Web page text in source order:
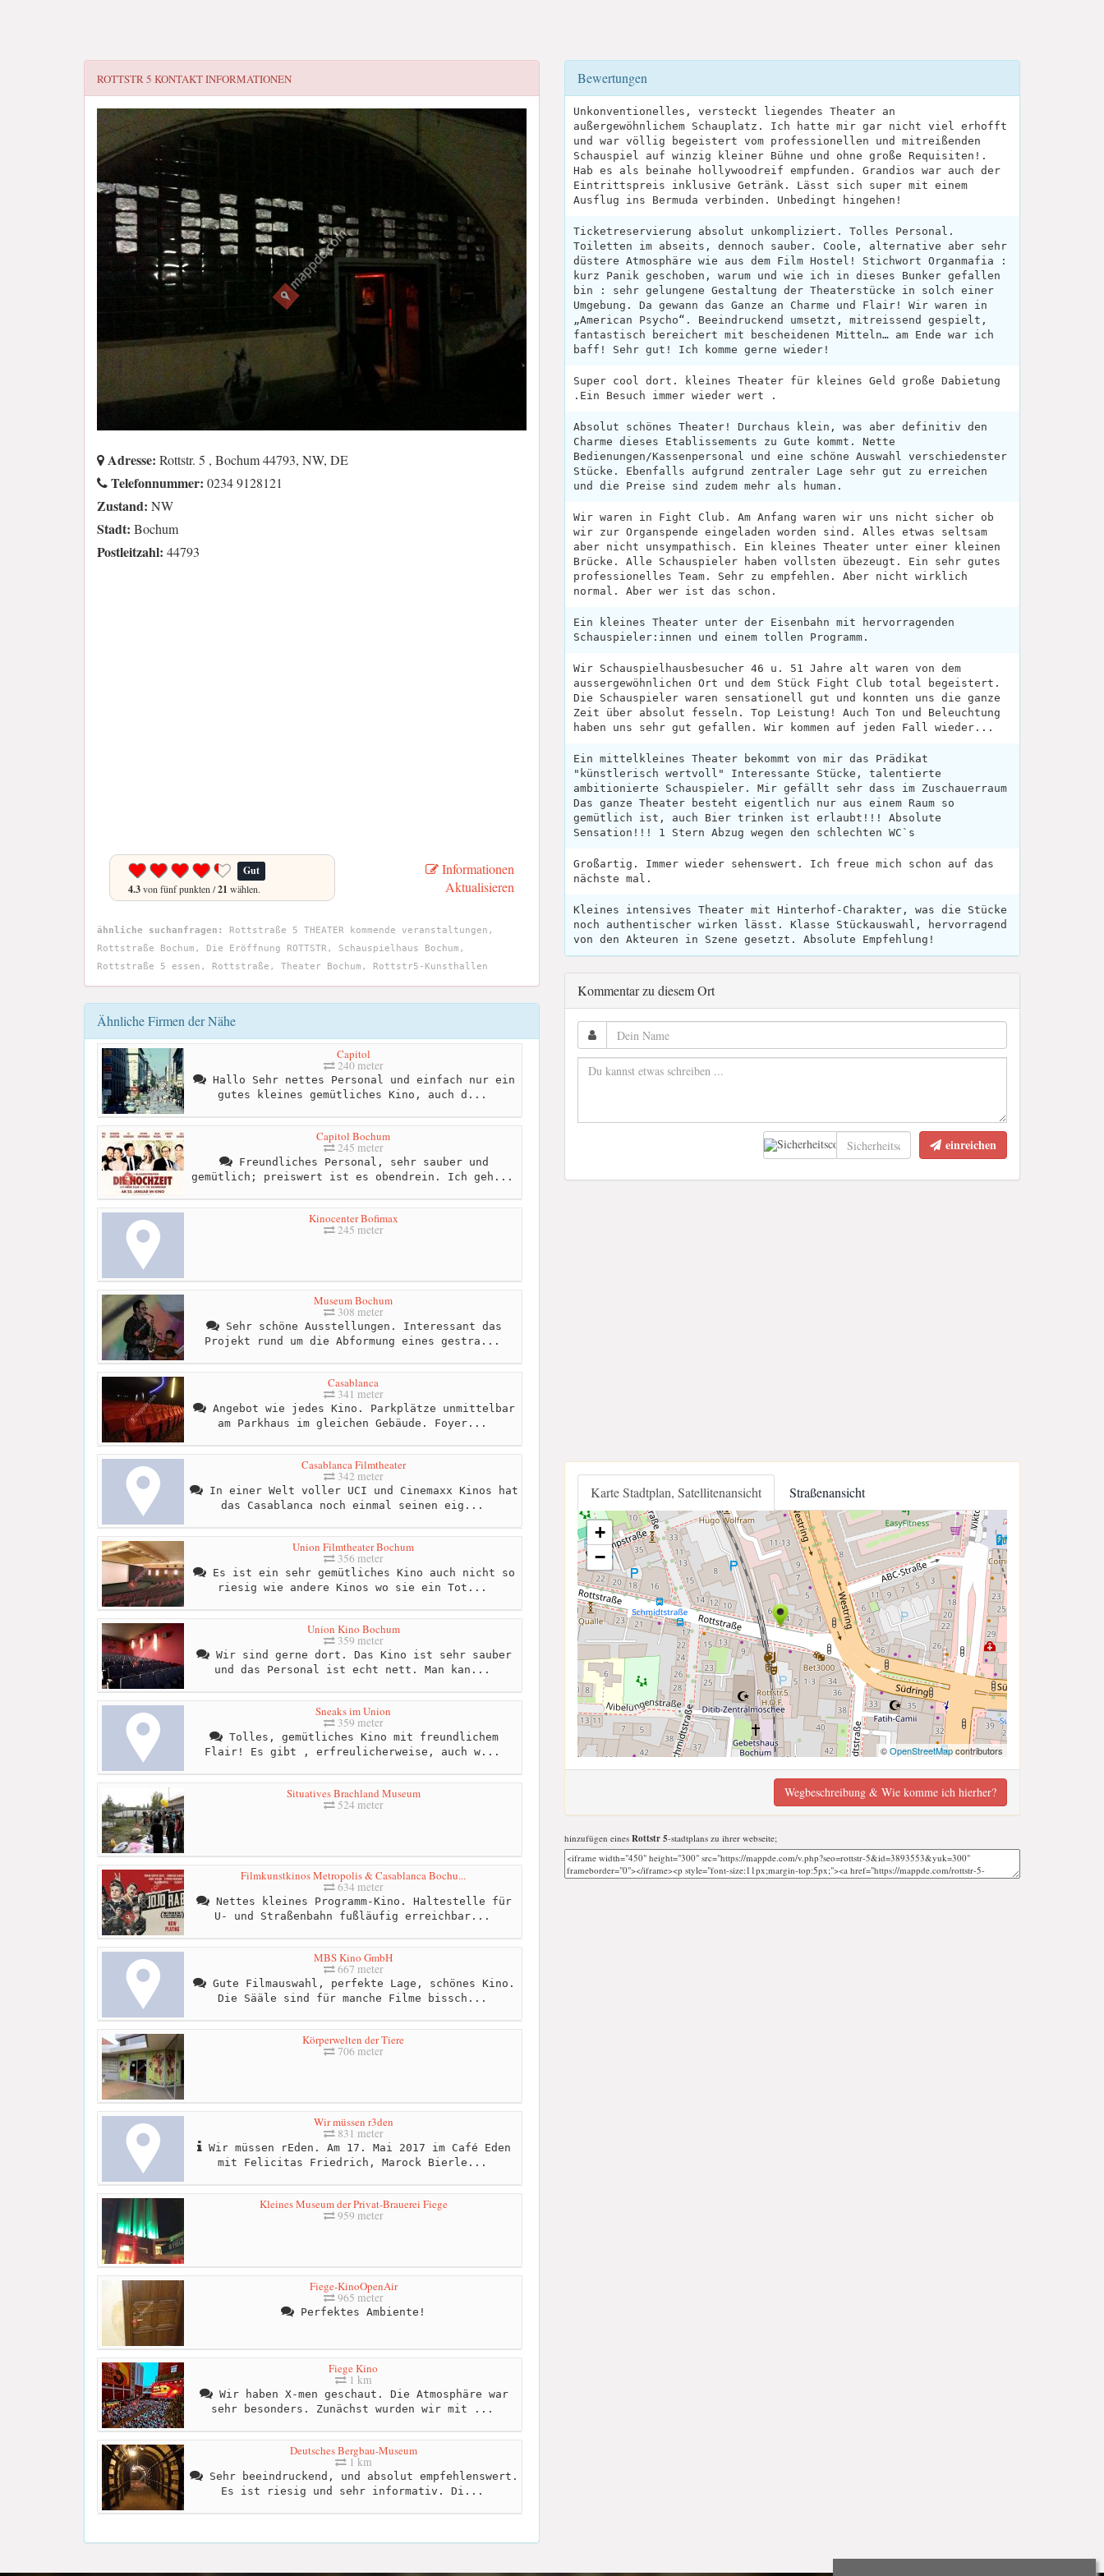
ROTTSTR 5 KONTAKT INFORMATIONEN
Adresse: Rottstr. 5 , Bochum 44793, NW, DE
Telefonnummer: 0234 9128121
Zustand: NW
Stadt: Bochum
Postleitzahl: 44793
Gut
4.3von fünf punkten /21 wählen.
Informationen
Aktualisieren
ähnliche suchanfragen:
Rottstraße 5 THEATER kommende veranstaltungen,
Rottstraße Bochum, Die Eröffnung ROTTSTR, Schauspielhaus Bochum,
Rottstraße 5 essen, Rottstraße, Theater Bochum, Rottstr5-Kunsthallen
Ähnliche Firmen der Nähe
Capitol
240 meter
Hallo Sehr nettes Personal und einfach nur ein
gutes kleines gemütliches Kino, auch d...
Capitol Bochum
245 meter
Freundliches Personal, sehr sauber und
gemütlich; preiswert ist es obendrein. Ich geh...
Kinocenter Bofimax
245 meter
Museum Bochum
308 meter
Sehr schöne Ausstellungen. Interessant das
Projekt rund um die Abformung eines gestra...
Casablanca
341 meter
Angebot wie jedes Kino. Parkplätze unmittelbar
am Parkhaus im gleichen Gebäude. Foyer...
Casablanca Filmtheater
342 meter
In einer Welt voller UCI und Cinemaxx Kinos hat
das Casablanca noch einmal seinen eig...
Union Filmtheater Bochum
356 meter
Es ist ein sehr gemütliches Kino auch nicht so
riesig wie andere Kinos wo sie ein Tot...
Union Kino Bochum
359 meter
Wir sind gerne dort. Das Kino ist sehr sauber
und das Personal ist echt nett. Man kan...
Sneaks im Union
359 meter
Tolles, gemütliches Kino mit freundlichem
Flair! Es gibt , erfreulicherweise, auch w...
Situatives Brachland Museum
524 meter
Filmkunstkinos Metropolis & Casablanca Bochu...
634 meter
Nettes kleines Programm-Kino. Haltestelle für
U- und Straßenbahn fußläufig erreichbar...
MBS Kino GmbH
667 meter
Gute Filmauswahl, perfekte Lage, schönes Kino.
Die Sääle sind für manche Filme bissch...
Körperwelten der Tiere
706 meter
Wir müssen r3den
831 meter
Wir müssen rEden. Am 17. Mai 2017 im Café Eden
mit Felicitas Friedrich, Marock Bierle...
Kleines Museum der Privat-Brauerei Fiege
959 meter
Fiege-KinoOpenAir
965 meter
Perfektes Ambiente!
Fiege Kino
1 km
Wir haben X-men geschaut. Die Atmosphäre war
sehr besonders. Zunächst wurden wir mit ...
Deutsches Bergbau-Museum
1 km
Sehr beeindruckend, und absolut empfehlenswert.
Es ist riesig und sehr informativ. Di...
Bewertungen
Unkonventionelles, versteckt liegendes Theater an
außergewöhnlichem Schauplatz. Ich hatte mir gar nicht viel erhofft
und war völlig begeistert vom professionellen und mitreißenden
Schauspiel auf winzig kleiner Bühne und ohne große Requisiten!.
Hab es als beinahe hollywoodreif empfunden. Grandios war auch der
Eintrittspreis inklusive Getränk. Lässt sich super mit einem
Ausflug ins Bermuda verbinden. Unbedingt hingehen!
Ticketreservierung absolut unkompliziert. Tolles Personal.
Toiletten im abseits, dennoch sauber. Coole, alternative aber sehr
düstere Atmosphäre wie aus dem Film Hostel! Stichwort Organmafia :
kurz Panik geschoben, warum und wie ich in dieses Bunker gefallen
bin : sehr gelungene Gestaltung der Theaterstücke in solch einer
Umgebung. Da gewann das Ganze an Charme und Flair! Wir waren in
„American Psycho“. Beeindruckend umsetzt, mitreissend gespielt,
fantastisch bereichert mit bescheidenen Mitteln… am Ende war ich
baff! Sehr gut! Ich komme gerne wieder!
Super cool dort. kleines Theater für kleines Geld große Dabietung
.Ein Besuch immer wieder wert .
Absolut schönes Theater! Durchaus klein, was aber definitiv den
Charme dieses Etablissements zu Gute kommt. Nette
Bedienungen/Kassenpersonal und eine schöne Auswahl verschiedenster
Stücke. Ebenfalls aufgrund zentraler Lage sehr gut zu erreichen
und die Preise sind zudem mehr als human.
Wir waren in Fight Club. Am Anfang waren wir uns nicht sicher ob
wir zur Organspende eingeladen worden sind. Alles etwas seltsam
aber nicht unsympathisch. Ein kleines Theater unter einer kleinen
Brücke. Alle Schauspieler haben vollsten übezeugt. Ein sehr gutes
professionelles Team. Sehr zu empfehlen. Aber nicht wirklich
normal. Aber wer ist das schon.
Ein kleines Theater unter der Eisenbahn mit hervorragenden
Schauspieler:innen und einem tollen Programm.
Wir Schauspielhausbesucher 46 u. 51 Jahre alt waren von dem
aussergewöhnlichen Ort und dem Stück Fight Club total begeistert.
Die Schauspieler waren sensationell gut und konnten uns die ganze
Zeit über absolut fesseln. Top Leistung! Auch Ton und Beleuchtung
haben uns sehr gut gefallen. Wir kommen auf jeden Fall wieder...
Ein mittelkleines Theater bekommt von mir das Prädikat
"künstlerisch wertvoll" Interessante Stücke, talentierte
ambitionierte Schauspieler. Mir gefällt sehr dass im Zuschauerraum
Das ganze Theater besteht eigentlich nur aus einem Raum so
gemütlich ist, auch Bier trinken ist erlaubt!!! Absolute
Sensation!!! 1 Stern Abzug wegen den schlechten WC`s
Großartig. Immer wieder sehenswert. Ich freue mich schon auf das
nächste mal.
Kleines intensives Theater mit Hinterhof-Charakter, was die Stücke
noch authentischer wirken lässt. Klasse Stückauswahl, hervorragend
von den Akteuren in Szene gesetzt. Absolute Empfehlung!
Kommentar zu diesem Ort
einreichen
Karte Stadtplan, Satellitenansicht Straßenansicht
+
−
©OpenStreetMapcontributors
Wegbeschreibung & Wie komme ich hierher?
hinzufügen eines Rottstr 5-stadtplans zu ihrer webseite;